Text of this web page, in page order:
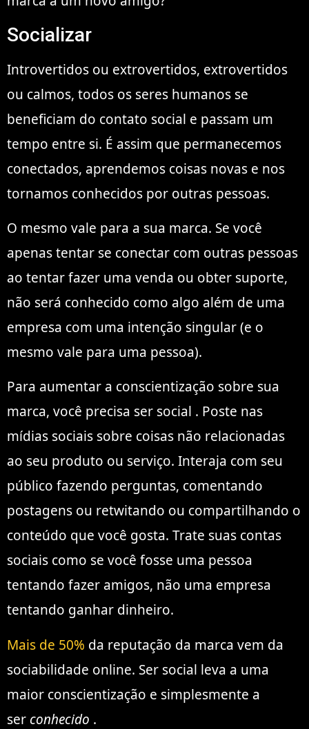
Socializar
Introvertidos ou extrovertidos, extrovertidos
ou calmos, todos os seres humanos se
beneficiam do contato social e passam um
tempo entre si. É assim que permanecemos
conectados, aprendemos coisas novas e nos
tornamos conhecidos por outras pessoas.
O mesmo vale para a sua marca. Se você
apenas tentar se conectar com outras pessoas
ao tentar fazer uma venda ou obter suporte,
não será conhecido como algo além de uma
empresa com uma intenção singular (e o
mesmo vale para uma pessoa).
Para aumentar a conscientização sobre sua
marca, você precisa ser social . Poste nas
mídias sociais sobre coisas não relacionadas
ao seu produto ou serviço. Interaja com seu
público fazendo perguntas, comentando
postagens ou retwitando ou compartilhando o
conteúdo que você gosta. Trate suas contas
sociais como se você fosse uma pessoa
tentando fazer amigos, não uma empresa
tentando ganhar dinheiro.
Mais de 50% da reputação da marca vem da
sociabilidade online. Ser social leva a uma
maior conscientização e simplesmente a
ser conhecido .